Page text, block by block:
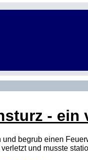
- ein
begrub einen
und musste